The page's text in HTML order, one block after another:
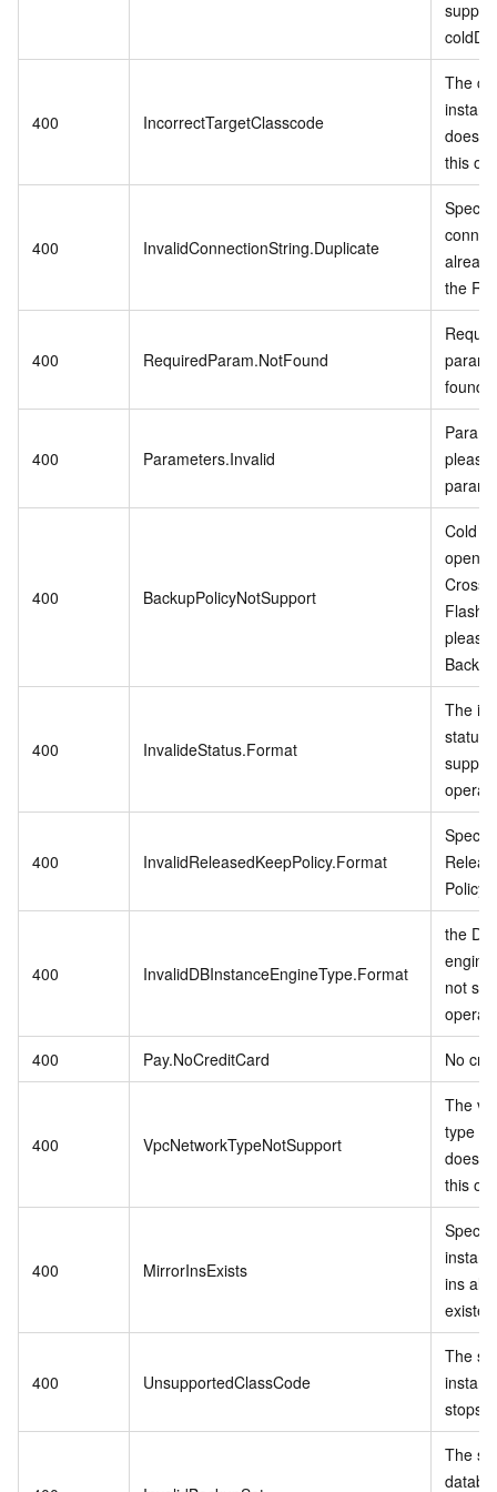
support
400 IncorrectTargetClasscode
The
does
this
400 InvalidConnectionString.Duplicate
the
400 RequiredParam.NotFound
param
found.
400 Parameters.Invalid
please
400 BackupPolicyNotSupport
Cold
open
Flash
please
400 InvalideStatus.Format
The
status
400 InvalidReleasedKeepPolicy.Format
Policy
400 InvalidDBInstanceEngineType.Format
the
not
400 Pay.NoCreditCard No
400 VpcNetworkTypeNotSupport
The
type
does
this
400 MirrorInsExists
ins
400 UnsupportedClassCode
The
stops
The